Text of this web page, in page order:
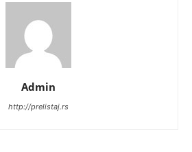
Admin
http://prelistaj.rs